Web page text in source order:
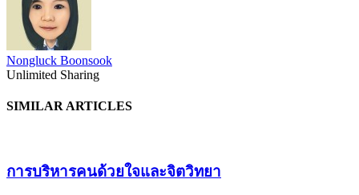
Nongluck Boonsook
Unlimited Sharing
SIMILAR ARTICLES
การบริหารคนด้วยใจและจิตวิทยา